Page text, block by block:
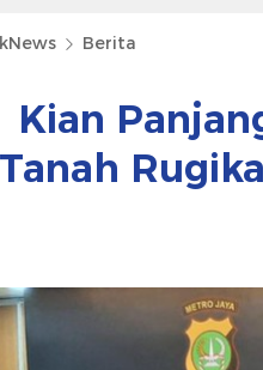
Berita
Kian
Tanah